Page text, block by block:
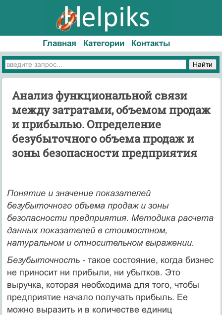
Главная Категории Контакты
Анализ функциональной связи
между затратами, объемом продаж
и прибылью. Определение
безубыточного объема продаж и
зоны безопасности предприятия
Понятие и значение показателей
безубыточного объема продаж и зоны
безопасности предприятия. Методика расчета
данных показателей в стоимостном,
натуральном и относительном выражении.
Безубыточность -такое состояние, когда бизнес
не приносит ни прибыли, ни убытков. Это
выручка, которая необходима для того, чтобы
предприятие начало получать прибыль. Ее
можно выразить и в количестве единиц